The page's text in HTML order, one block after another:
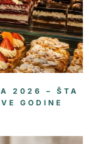
2026 – ŠTA
GODINE